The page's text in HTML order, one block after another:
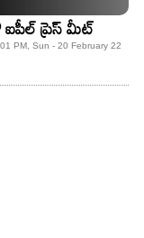
ఐపీల్ ప్రెస్ మీట్
PM, Sun - 20 February 22